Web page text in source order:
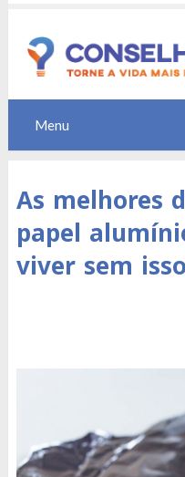
Menu
As melhores
papel
viver sem